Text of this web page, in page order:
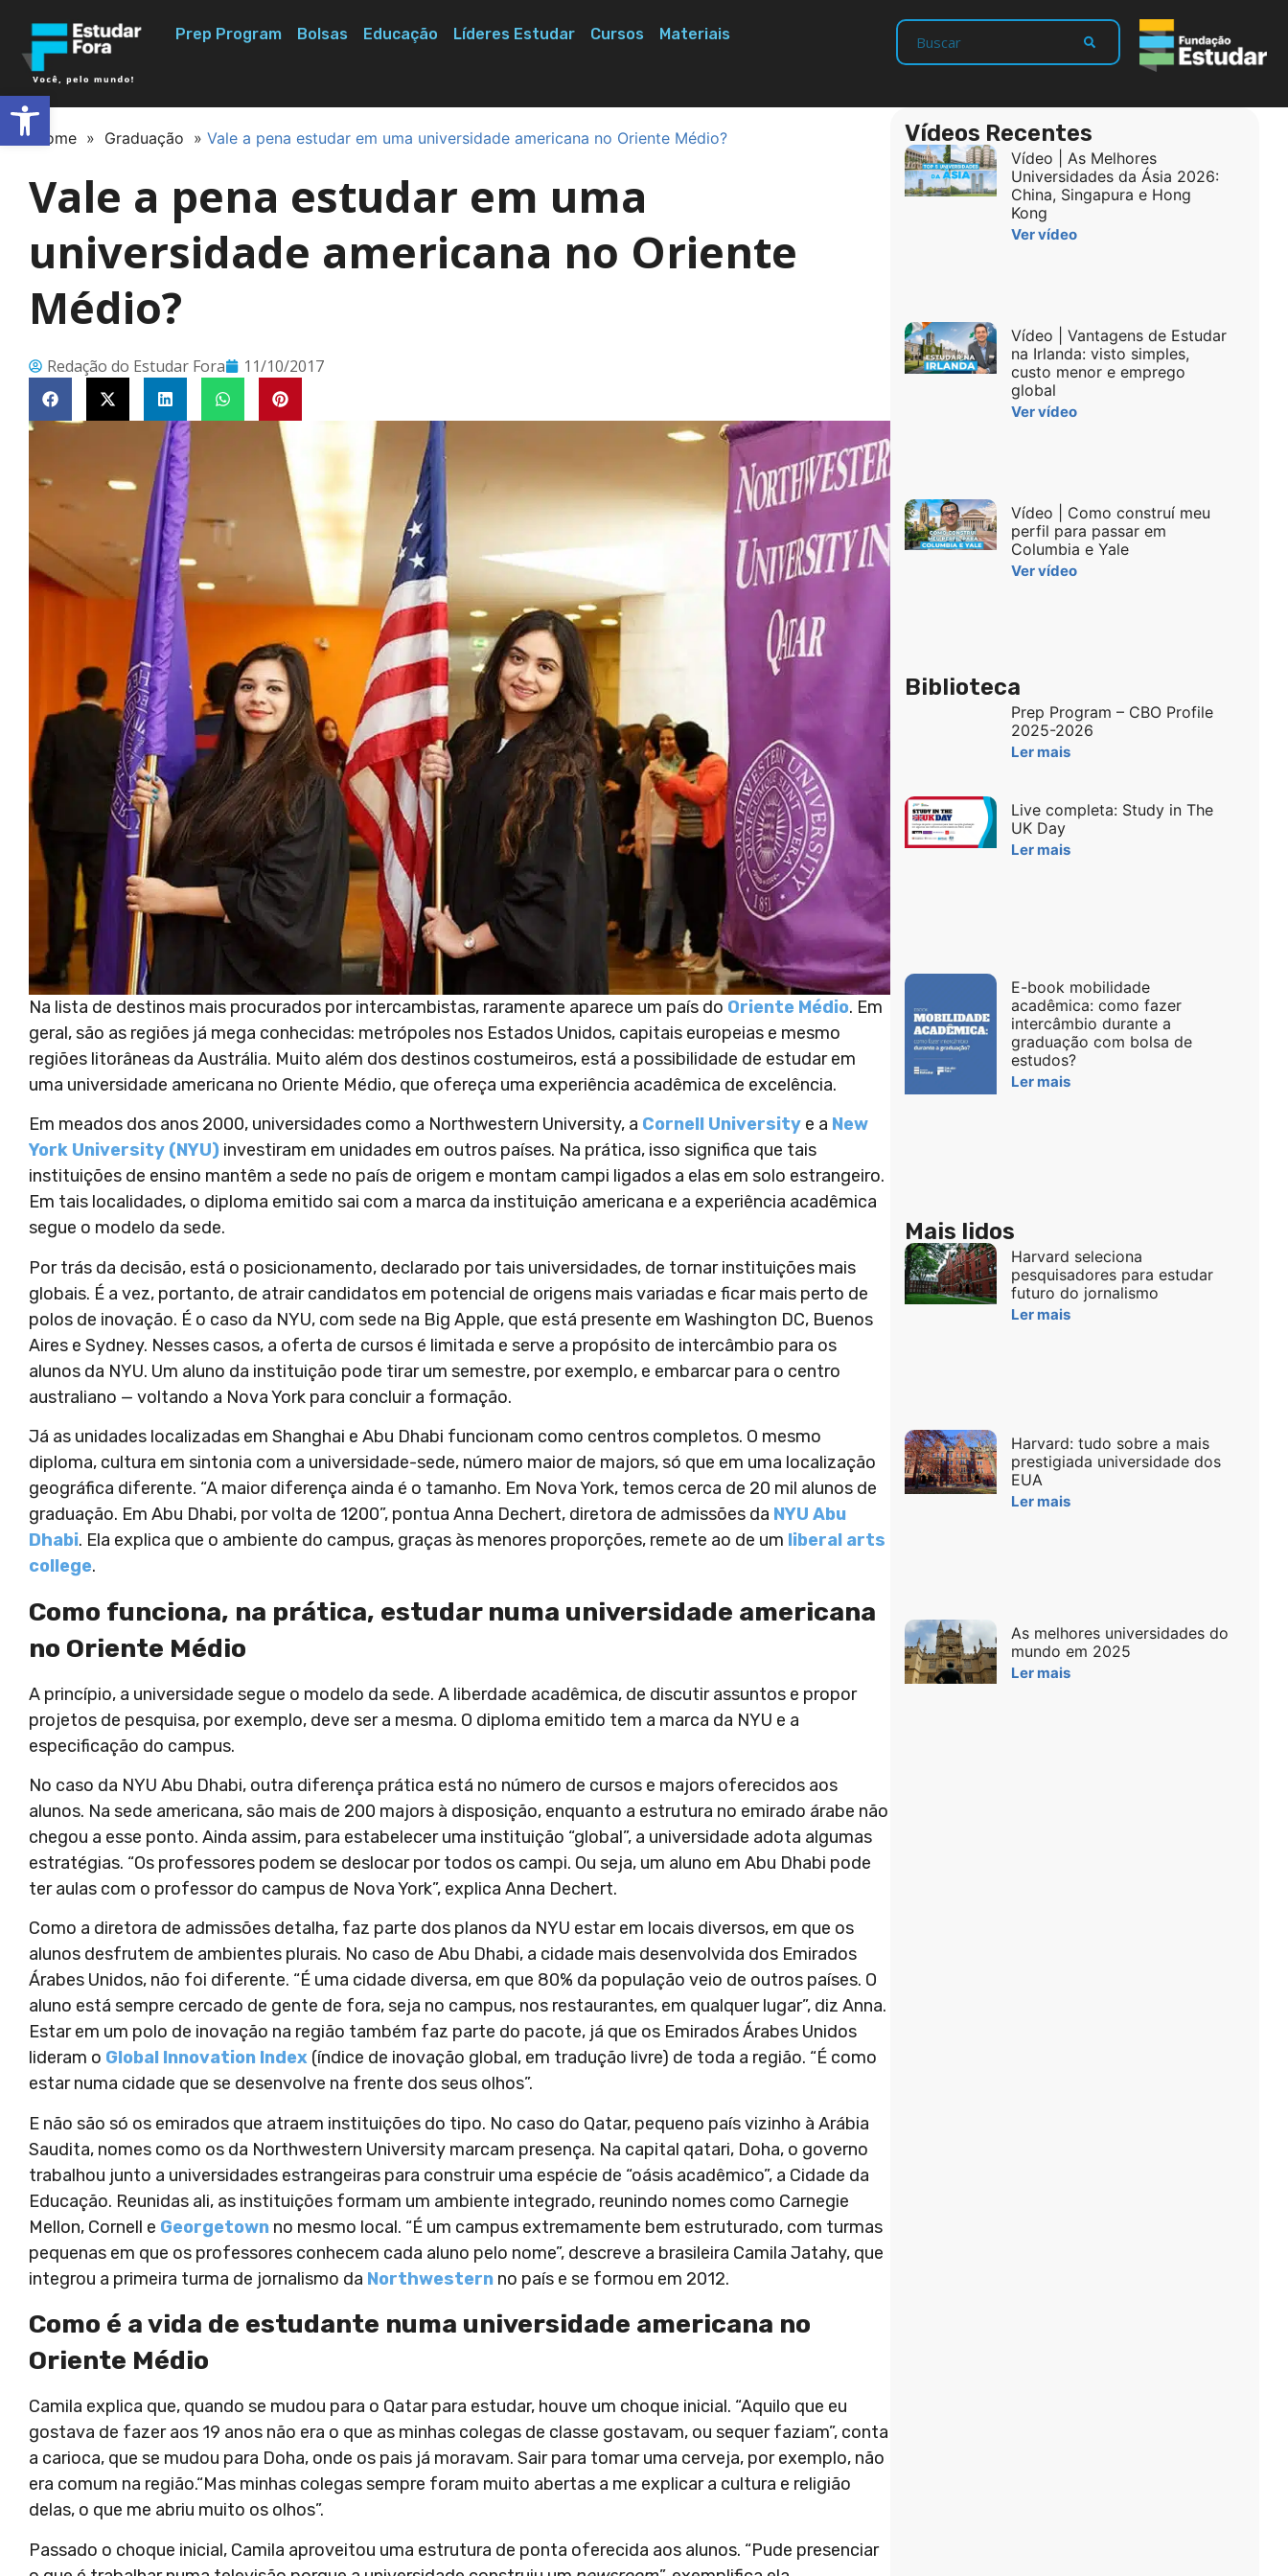
Prep Program Bolsas Educação Líderes Estudar Cursos Materiais
Home » Graduação » Vale a pena estudar em uma universidade americana no Oriente Médio?
Vale a pena estudar em uma
universidade americana no Oriente
Médio?
Redação do Estudar Fora 11/10/2017
Na lista de destinos mais procurados por intercambistas, raramente aparece um país do Oriente Médio. Em
geral, são as regiões já mega conhecidas: metrópoles nos Estados Unidos, capitais europeias e mesmo
regiões litorâneas da Austrália. Muito além dos destinos costumeiros, está a possibilidade de estudar em
uma universidade americana no Oriente Médio, que ofereça uma experiência acadêmica de excelência.
Em meados dos anos 2000, universidades como a Northwestern University, a Cornell University e a New
York University (NYU) investiram em unidades em outros países. Na prática, isso significa que tais
instituições de ensino mantêm a sede no país de origem e montam campi ligados a elas em solo estrangeiro.
Em tais localidades, o diploma emitido sai com a marca da instituição americana e a experiência acadêmica
segue o modelo da sede.
Por trás da decisão, está o posicionamento, declarado por tais universidades, de tornar instituições mais
globais. É a vez, portanto, de atrair candidatos em potencial de origens mais variadas e ficar mais perto de
polos de inovação. É o caso da NYU, com sede na Big Apple, que está presente em Washington DC, Buenos
Aires e Sydney. Nesses casos, a oferta de cursos é limitada e serve a propósito de intercâmbio para os
alunos da NYU. Um aluno da instituição pode tirar um semestre, por exemplo, e embarcar para o centro
australiano — voltando a Nova York para concluir a formação.
Já as unidades localizadas em Shanghai e Abu Dhabi funcionam como centros completos. O mesmo
diploma, cultura em sintonia com a universidade-sede, número maior de majors, só que em uma localização
geográfica diferente. “A maior diferença ainda é o tamanho. Em Nova York, temos cerca de 20 mil alunos de
graduação. Em Abu Dhabi, por volta de 1200”, pontua Anna Dechert, diretora de admissões da NYU Abu
Dhabi. Ela explica que o ambiente do campus, graças às menores proporções, remete ao de um liberal arts
college.
Como funciona, na prática, estudar numa universidade americana
no Oriente Médio
A princípio, a universidade segue o modelo da sede. A liberdade acadêmica, de discutir assuntos e propor
projetos de pesquisa, por exemplo, deve ser a mesma. O diploma emitido tem a marca da NYU e a
especificação do campus.
No caso da NYU Abu Dhabi, outra diferença prática está no número de cursos e majors oferecidos aos
alunos. Na sede americana, são mais de 200 majors à disposição, enquanto a estrutura no emirado árabe não
chegou a esse ponto. Ainda assim, para estabelecer uma instituição “global”, a universidade adota algumas
estratégias. “Os professores podem se deslocar por todos os campi. Ou seja, um aluno em Abu Dhabi pode
ter aulas com o professor do campus de Nova York”, explica Anna Dechert.
Como a diretora de admissões detalha, faz parte dos planos da NYU estar em locais diversos, em que os
alunos desfrutem de ambientes plurais. No caso de Abu Dhabi, a cidade mais desenvolvida dos Emirados
Árabes Unidos, não foi diferente. “É uma cidade diversa, em que 80% da população veio de outros países. O
aluno está sempre cercado de gente de fora, seja no campus, nos restaurantes, em qualquer lugar”, diz Anna.
Estar em um polo de inovação na região também faz parte do pacote, já que os Emirados Árabes Unidos
lideram o Global Innovation Index (índice de inovação global, em tradução livre) de toda a região. “É como
estar numa cidade que se desenvolve na frente dos seus olhos”.
E não são só os emirados que atraem instituições do tipo. No caso do Qatar, pequeno país vizinho à Arábia
Saudita, nomes como os da Northwestern University marcam presença. Na capital qatari, Doha, o governo
trabalhou junto a universidades estrangeiras para construir uma espécie de “oásis acadêmico”, a Cidade da
Educação. Reunidas ali, as instituições formam um ambiente integrado, reunindo nomes como Carnegie
Mellon, Cornell e Georgetown no mesmo local. “É um campus extremamente bem estruturado, com turmas
pequenas em que os professores conhecem cada aluno pelo nome”, descreve a brasileira Camila Jatahy, que
integrou a primeira turma de jornalismo da Northwestern no país e se formou em 2012.
Como é a vida de estudante numa universidade americana no
Oriente Médio
Camila explica que, quando se mudou para o Qatar para estudar, houve um choque inicial. “Aquilo que eu
gostava de fazer aos 19 anos não era o que as minhas colegas de classe gostavam, ou sequer faziam”, conta
a carioca, que se mudou para Doha, onde os pais já moravam. Sair para tomar uma cerveja, por exemplo, não
era comum na região.“Mas minhas colegas sempre foram muito abertas a me explicar a cultura e religião
delas, o que me abriu muito os olhos”.
Passado o choque inicial, Camila aproveitou uma estrutura de ponta oferecida aos alunos. “Pude presenciar
Vídeos Recentes
Vídeo | As Melhores
Universidades da Ásia 2026:
China, Singapura e Hong
Kong
Ver vídeo
Vídeo | Vantagens de Estudar
na Irlanda: visto simples,
custo menor e emprego
global
Ver vídeo
Vídeo | Como construí meu
perfil para passar em
Columbia e Yale
Ver vídeo
Biblioteca
Prep Program – CBO Profile
2025-2026
Ler mais
Live completa: Study in The
UK Day
Ler mais
E-book mobilidade
acadêmica: como fazer
intercâmbio durante a
graduação com bolsa de
estudos?
Ler mais
Mais lidos
Harvard seleciona
pesquisadores para estudar
futuro do jornalismo
Ler mais
Harvard: tudo sobre a mais
prestigiada universidade dos
EUA
Ler mais
As melhores universidades do
mundo em 2025
Ler mais
Abrir a barra de ferramentas